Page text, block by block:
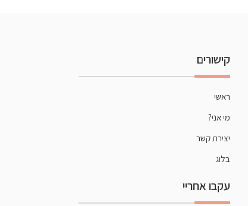
קישורים
ראשי
מי אני?
יצירת קשר
בלוג
עקבו אחריי